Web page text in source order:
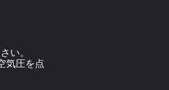
い。
気圧を点